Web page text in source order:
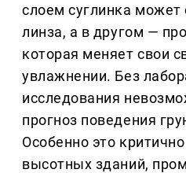
слоем суглинка может
линза, а в другом —
которая меняет свои
увлажнении. Без
исследования
прогноз поведения
Особенно это
высотных зданий,